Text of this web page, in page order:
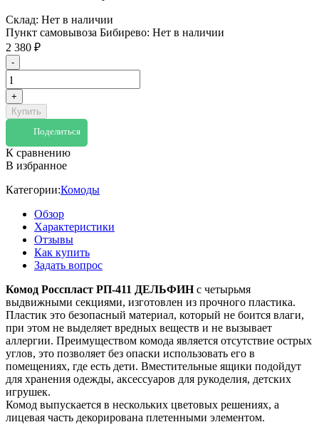
Склад: Нет в наличии
Пункт самовывоза Бибирево: Нет в наличии
2 380 ₽
-
+
Купить
Поделиться
К сравнению
В избранное
Категории:Комоды
Обзор
Характеристики
Отзывы
Как купить
Задать вопрос
Комод Росспласт РП-411 ДЕЛЬФИНс четырьмя
выдвижными секциями, изготовлен из прочного пластика.
Пластик это безопасный материал, который не боится влаги,
при этом не выделяет вредных веществ и не вызывает
аллергии. Преимуществом комода является отсутствие острых
углов, это позволяет без опаски использовать его в
помещениях, где есть дети. Вместительные ящики подойдут
для хранения одежды, аксессуаров для рукоделия, детских
игрушек.
Комод выпускается в нескольких цветовых решениях, а
лицевая часть декорирована плетенными элементом.